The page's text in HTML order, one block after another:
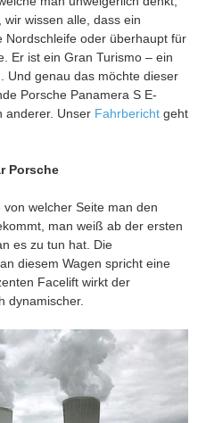
wissen alle, dass ein
Nordschleife oder überhaupt für
Er ist ein Gran Turismo – ein
Und genau das möchte dieser
Porsche Panamera S E-
anderer. Unser Fahrbericht geht
Porsche
welcher Seite man den
man weiß ab der ersten
es zu tun hat. Die
diesem Wagen spricht eine
Facelift wirkt der
dynamischer.